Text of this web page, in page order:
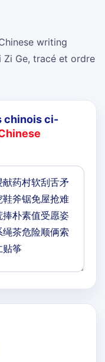
writing
Zi Ge, tracé et ordre
chinois ci-